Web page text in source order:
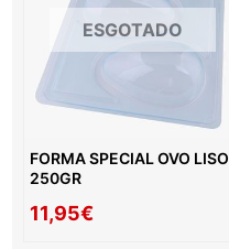
ESGOTADO
FORMA SPECIAL OVO LISO
250GR
11,95€